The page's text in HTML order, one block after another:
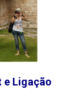
e Ligação